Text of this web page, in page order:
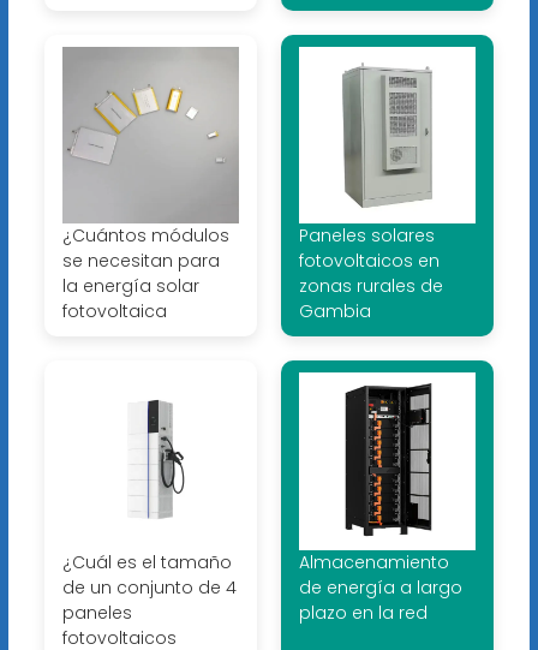
¿Cuántos módulos
se necesitan para
la energía solar
fotovoltaica
Paneles solares
fotovoltaicos en
zonas rurales de
Gambia
¿Cuál es el tamaño
de un conjunto de 4
paneles
fotovoltaicos
Almacenamiento
de energía a largo
plazo en la red